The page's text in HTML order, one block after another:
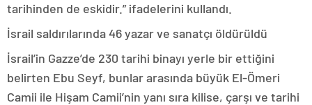
tarihinden de eskidir.” ifadelerini kullandı.
İsrail saldırılarında 46 yazar ve sanatçı öldürüldü
İsrail’in Gazze’de 230 tarihi binayı yerle bir ettiğini
belirten Ebu Seyf, bunlar arasında büyük El-Ömeri
Camii ile Hişam Camii’nin yanı sıra kilise, çarşı ve tarihi